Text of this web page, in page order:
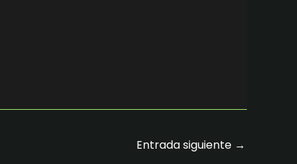
Entrada siguiente →